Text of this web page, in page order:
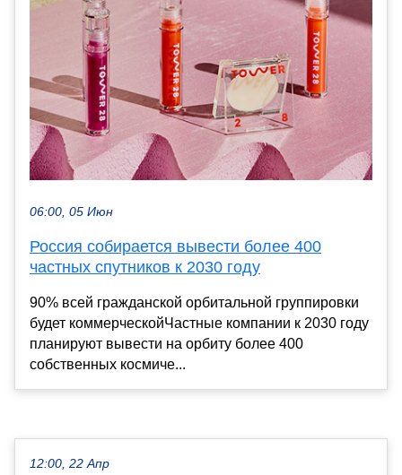
06:00, 05 Июн
Россия собирается вывести более 400
частных спутников к 2030 году
90% всей гражданской орбитальной группировки
будет коммерческойЧастные компании к 2030 году
планируют вывести на орбиту более 400
собственных космиче...
12:00, 22 Апр